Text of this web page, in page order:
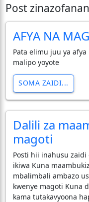
Post
AFYA NA
Pata elimu juu ya
malipo yoyote
SOMA ZAIDI...
Dalili za
magoti
Posti hii inahusu
ikiwa Kuna
mbalimbali ambazo
kwenye magoti Kuna
kama tutakavyoona